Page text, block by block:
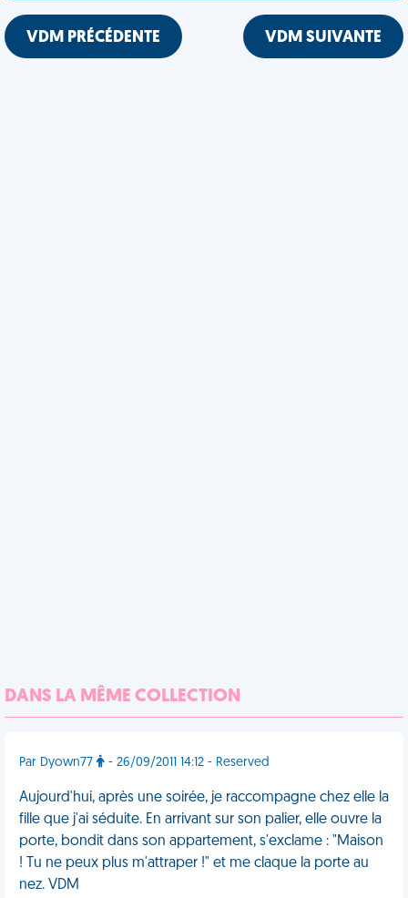
VDM PRÉCÉDENTE VDM SUIVANTE
DANS LA MÊME COLLECTION
Par Dyown77 - 26/09/2011 14:12 - Reserved
Aujourd'hui, après une soirée, je raccompagne chez elle la
fille que j'ai séduite. En arrivant sur son palier, elle ouvre la
porte, bondit dans son appartement, s'exclame : "Maison
! Tu ne peux plus m'attraper !" et me claque la porte au
nez. VDM